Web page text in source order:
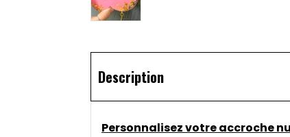
Description
Personnalisez votre accroche